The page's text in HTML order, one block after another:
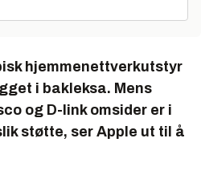
hjemmenettverkutstyr
i bakleksa. Mens
og D-link omsider er i
støtte, ser Apple ut til å